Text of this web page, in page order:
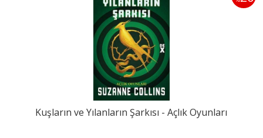
Kuşların ve Yılanların Şarkısı - Açlık Oyunları